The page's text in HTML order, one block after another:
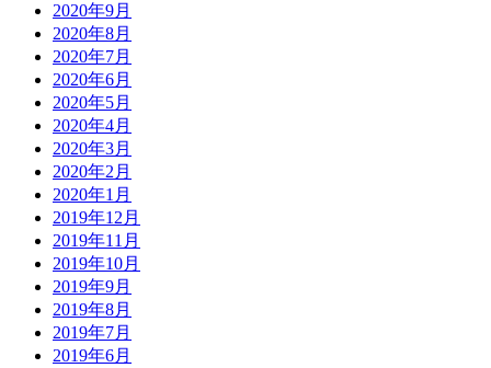
2020年9月
2020年8月
2020年7月
2020年6月
2020年5月
2020年4月
2020年3月
2020年2月
2020年1月
2019年12月
2019年11月
2019年10月
2019年9月
2019年8月
2019年7月
2019年6月